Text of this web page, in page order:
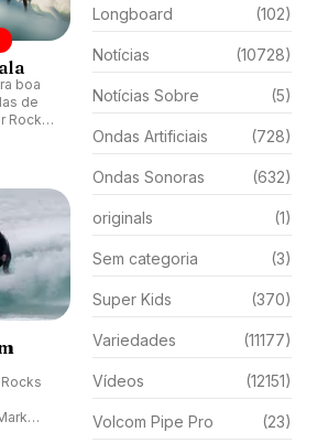
boa
de
Rocks,
Longboard (102)
Notícias (10728)
Notícias Sobre (5)
Ondas Artificiais (728)
Ondas Sonoras (632)
originals (1)
Sem categoria (3)
Super Kids (370)
Variedades (11177)
Vídeos (12151)
Volcom Pipe Pro (23)